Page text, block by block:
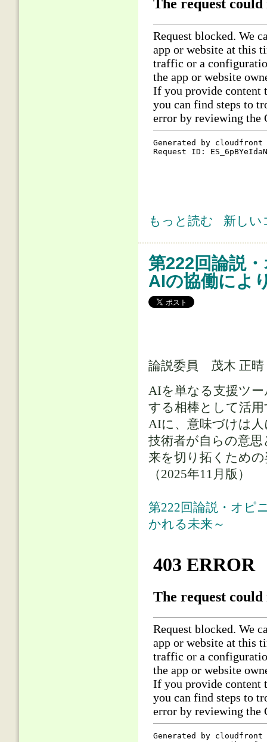
第222回論説・オピニオン(2) 「土
の重大な責任である。 について
もっと読む 新しい
第222回論説
AIの協働によ
論説委員 茂木 正
AIを単なる支援ツ
する相棒として活
AIに、意味づけは
技術者が自らの意
来を切り拓くため
（2025年11月版）
第222回論説・オピ
かれる未来～